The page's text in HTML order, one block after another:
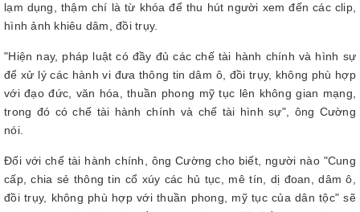
lạm dụng, thậm chí là từ khóa để thu hút người xem đến các clip,
hình ảnh khiêu dâm, đồi trụy.
"Hiện nay, pháp luật có đầy đủ các chế tài hành chính và hình sự
để xử lý các hành vi đưa thông tin dâm ô, đồi trụy, không phù hợp
với đạo đức, văn hóa, thuần phong mỹ tục lên không gian mạng,
trong đó có chế tài hành chính và chế tài hình sự", ông Cường
nói.
Đối với chế tài hành chính, ông Cường cho biết, người nào "Cung
cấp, chia sẻ thông tin cổ xúy các hủ tục, mê tín, dị đoan, dâm ô,
đồi trụy, không phù hợp với thuần phong, mỹ tục của dân tộc" sẽ